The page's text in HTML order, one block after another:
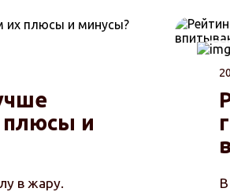
плюсы и
в жару.